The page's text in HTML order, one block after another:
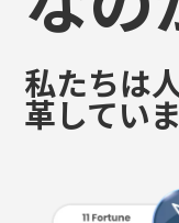
私たちは
革してい